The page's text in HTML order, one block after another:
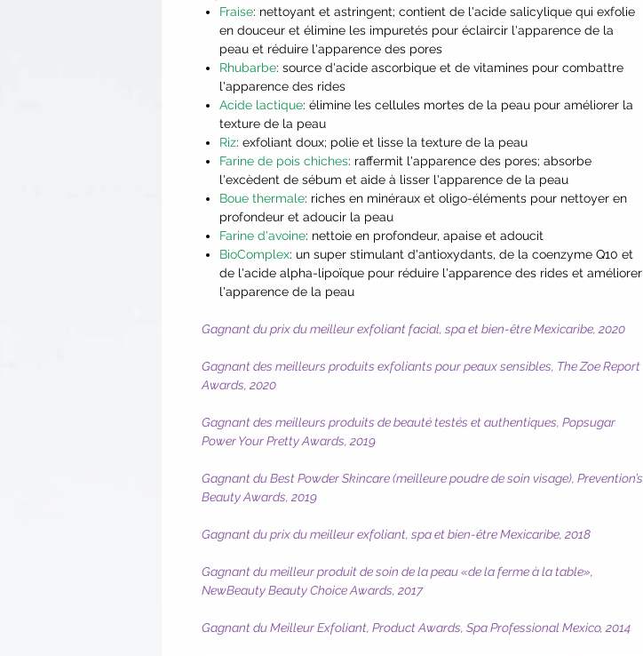
Fraise: nettoyant et astringent; contient de l'acide salicylique qui exfolie
en douceur et élimine les impuretés pour éclaircir l'apparence de la
peau et réduire l'apparence des pores
Rhubarbe: source d'acide ascorbique et de vitamines pour combattre
l'apparence des rides
Acide lactique: élimine les cellules mortes de la peau pour améliorer la
texture de la peau
Riz: exfoliant doux; polie et lisse la texture de la peau
Farine de pois chiches: raffermit l'apparence des pores; absorbe
l'excèdent de sébum et aide à lisser l'apparence de la peau
Boue thermale: riches en minéraux et oligo-éléments pour nettoyer en
profondeur et adoucir la peau
Farine d'avoine: nettoie en profondeur, apaise et adoucit
BioComplex: un super stimulant d'antioxydants, de la coenzyme Q10 et
de l'acide alpha-lipoïque pour réduire l'apparence des rides et améliorer
l'apparence de la peau
Gagnant du prix du meilleur exfoliant facial, spa et bien-être Mexicaribe, 2020
Gagnant des meilleurs produits exfoliants pour peaux sensibles, The Zoe Report
Awards, 2020
Gagnant des meilleurs produits de beauté testés et authentiques, Popsugar
Power Your Pretty Awards, 2019
Gagnant du Best Powder Skincare (meilleure poudre de soin visage), Prevention’s
Beauty Awards, 2019
Gagnant du prix du meilleur exfoliant, spa et bien-être Mexicaribe, 2018
Gagnant du meilleur produit de soin de la peau «de la ferme à la table»,
NewBeauty Beauty Choice Awards, 2017
Gagnant du Meilleur Exfoliant, Product Awards, Spa Professional Mexico, 2014